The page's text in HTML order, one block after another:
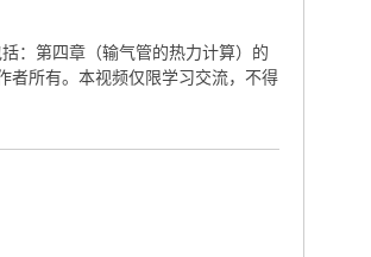
：第四章（输气管的热力计算）的
者所有。本视频仅限学习交流，不得